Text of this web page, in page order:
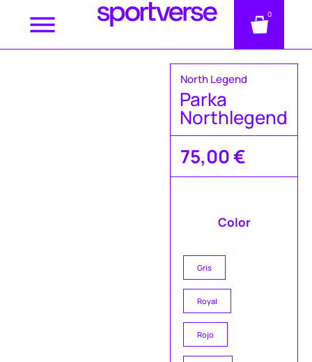
0
North Legend
Parka
Northlegend
75,00€
Color
Gris
Royal
Rojo